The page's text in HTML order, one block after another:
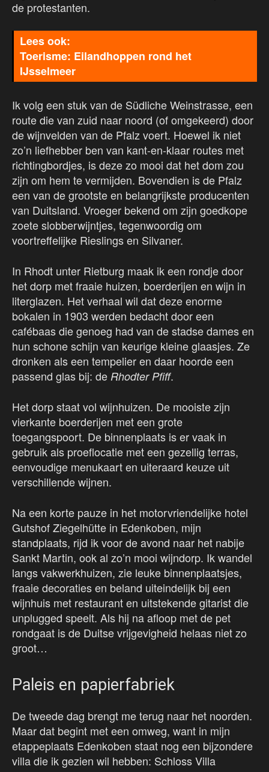
de protestanten.
Toerisme: Eilandhoppen rond het
IJsselmeer
Ik volg een stuk van de Südliche Weinstrasse, een
route die van zuid naar noord (of omgekeerd) door
de wijnvelden van de Pfalz voert. Hoewel ik niet
zo’n liefhebber ben van kant-en-klaar routes met
richtingbordjes, is deze zo mooi dat het dom zou
zijn om hem te vermijden. Bovendien is de Pfalz
een van de grootste en belangrijkste producenten
van Duitsland. Vroeger bekend om zijn goedkope
zoete slobberwijntjes, tegenwoordig om
voortreffelijke Rieslings en Silvaner.
In Rhodt unter Rietburg maak ik een rondje door
het dorp met fraaie huizen, boerderijen en wijn in
literglazen. Het verhaal wil dat deze enorme
bokalen in 1903 werden bedacht door een
cafébaas die genoeg had van de stadse dames en
hun schone schijn van keurige kleine glaasjes. Ze
dronken als een tempelier en daar hoorde een
passend glas bij: de Rhodter Pfiff.
Het dorp staat vol wijnhuizen. De mooiste zijn
vierkante boerderijen met een grote
toegangspoort. De binnenplaats is er vaak in
gebruik als proeflocatie met een gezellig terras,
eenvoudige menukaart en uiteraard keuze uit
verschillende wijnen.
Na een korte pauze in het motorvriendelijke hotel
Gutshof Ziegelhütte in Edenkoben, mijn
standplaats, rijd ik voor de avond naar het nabije
Sankt Martin, ook al zo’n mooi wijndorp. Ik wandel
langs vakwerkhuizen, zie leuke binnenplaatsjes,
fraaie decoraties en beland uiteindelijk bij een
wijnhuis met restaurant en uitstekende gitarist die
unplugged speelt. Als hij na afloop met de pet
rondgaat is de Duitse vrijgevigheid helaas niet zo
groot…
Paleis en papierfabriek
De tweede dag brengt me terug naar het noorden.
Maar dat begint met een omweg, want in mijn
etappeplaats Edenkoben staat nog een bijzondere
villa die ik gezien wil hebben: Schloss Villa